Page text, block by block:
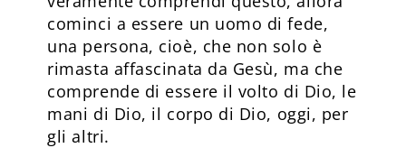
cominci a essere un uomo di fede,
una persona, cioè, che non solo è
rimasta affascinata da Gesù, ma che
comprende di essere il volto di Dio, le
mani di Dio, il corpo di Dio, oggi, per
gli altri.